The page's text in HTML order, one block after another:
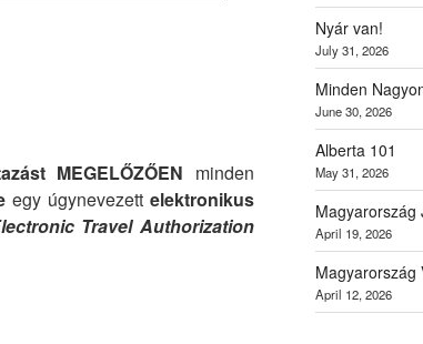
MEGELŐZŐEN minden
egy úgynevezettelektronikus
Travel Authorization
Nyár van!
July 31, 2026
Minden
June 30, 2026
Alberta 101
May 31, 2026
Magyarország
April 19, 2026
Magyarország
April 12, 2026